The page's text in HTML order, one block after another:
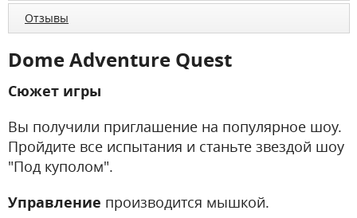
Отзывы
Dome Adventure Quest
Сюжет игры
Вы получили приглашение на популярное шоу.
Пройдите все испытания и станьте звездой шоу
"Под куполом".
Управление производится мышкой.